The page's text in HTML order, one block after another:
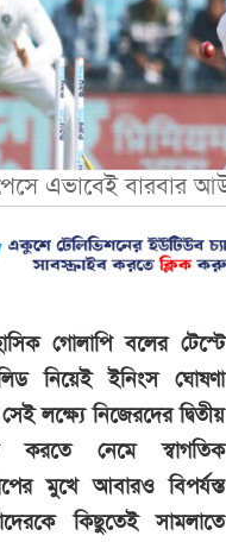
এভাবেই বারবার
গোলাপি বলের টেস্টে
নিয়েই ইনিংস ঘোষণা
লক্ষ্যে নিজেরদের দ্বিতীয়
করতে নেমে স্বাগতিক
মুখে আবারও বিপর্যস্ত
কিছুতেই সামলাতে